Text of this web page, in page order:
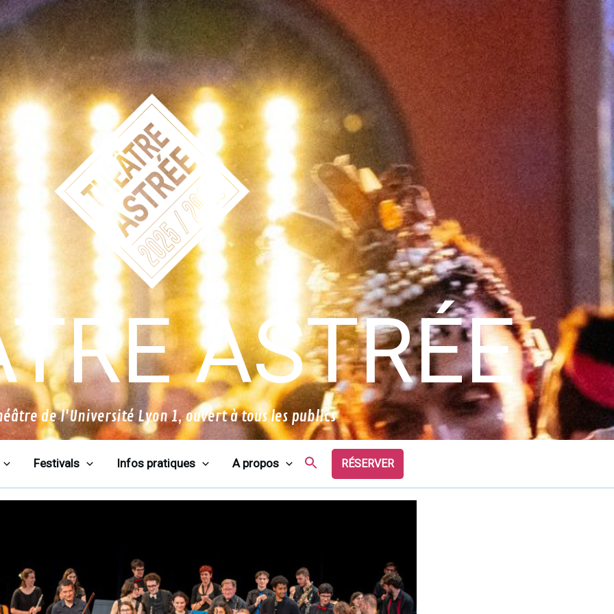
ASTRÉE
de l'Université Lyon 1, ouvert à tous les publics
Festivals Infos pratiques A propos
Search
Search Button
RÉSERVER